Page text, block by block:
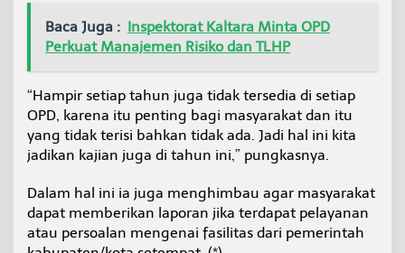
Baca Juga : Inspektorat Kaltara Minta OPD
Perkuat Manajemen Risiko dan TLHP
“Hampir setiap tahun juga tidak tersedia di setiap
OPD, karena itu penting bagi masyarakat dan itu
yang tidak terisi bahkan tidak ada. Jadi hal ini kita
jadikan kajian juga di tahun ini,” pungkasnya.
Dalam hal ini ia juga menghimbau agar masyarakat
dapat memberikan laporan jika terdapat pelayanan
atau persoalan mengenai fasilitas dari pemerintah